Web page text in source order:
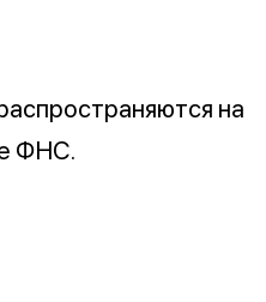
на
ФНС.